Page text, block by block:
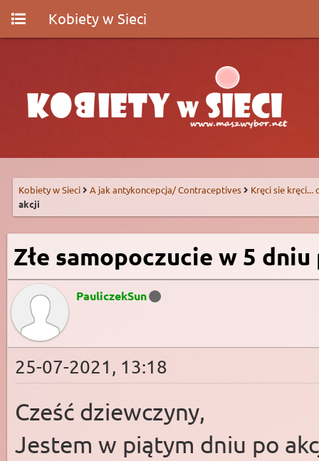
Kobiety w Sieci
Kobiety w Sieci A jak antykoncepcja/ Contraceptives
Kręci sie kręci...
akcji
Złe samopoczucie w 5
PauliczekSun
25-07-2021, 13:18
Cześć dziewczyny,
Jestem w piątym dniu po